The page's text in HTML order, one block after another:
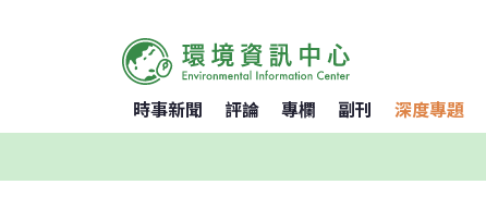
時事新聞 評論 專欄 副刊 深度專題